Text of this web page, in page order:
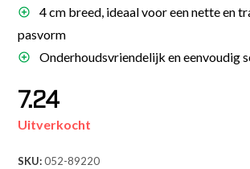
4 cm breed, ideaal voor een nette en
pasvorm
Onderhoudsvriendelijk en eenvoudig
7.24
Uitverkocht
SKU:052-89220